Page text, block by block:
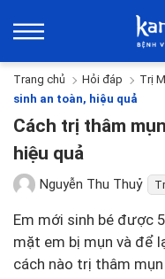
Trang chủ Hỏi đáp Trị
sinh an toàn, hiệu quả
Cách trị thâm
hiệu quả
Nguyễn Thu Thuỷ
Em mới sinh bé được
mặt em bị mụn và để
cách nào trị thâm